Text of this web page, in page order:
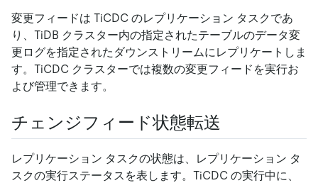
変更フィードは TiCDC のレプリケーション タスクであ
り、TiDB クラスター内の指定されたテーブルのデータ変
更ログを指定されたダウンストリームにレプリケートしま
す。TiCDC クラスターでは複数の変更フィードを実行お
よび管理できます。
チェンジフィード状態転送
レプリケーション タスクの状態は、レプリケーション タ
スクの実行ステータスを表します。TiCDC の実行中に、